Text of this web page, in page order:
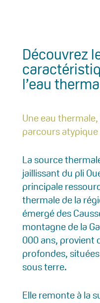
Découvrez
l’eau
Une eau
parcours atypique
La source
jaillissant du pli
principale
thermale de la
émergé des
montagne de la
000 ans, provient
profondes,
sous terre.
Elle remonte à la